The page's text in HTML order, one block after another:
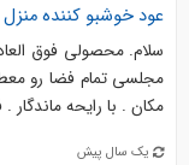
عود خوشبو کننده منزل
سلام. محصولی فوق
مجلسی تمام فضا رو
مکان . با رایحه
یک سال پیش